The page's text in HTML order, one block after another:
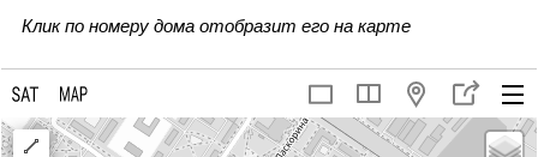
Клик по номеру дома отобразит его на карте
Draw